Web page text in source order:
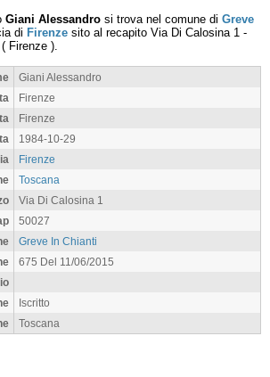
Giani Alessandro si trova nel comune di Greve
di Firenze sito al recapito Via Di Calosina 1 -
( Firenze ).
Giani Alessandro
Firenze
Firenze
1984-10-29
Firenze
Toscana
Via Di Calosina 1
50027
Greve In Chianti
675 Del 11/06/2015
Iscritto
Toscana